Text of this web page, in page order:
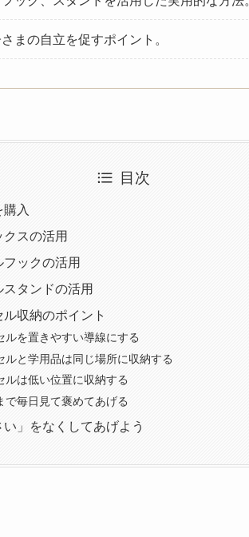
まの自立を促すポイント。
目次
入
スの活用
ックの活用
タンドの活用
収納のポイント
を置きやすい導線にする
と学用品は同じ場所に収納する
は低い位置に収納する
毎日見て褒めてあげる
」をなくしてあげよう